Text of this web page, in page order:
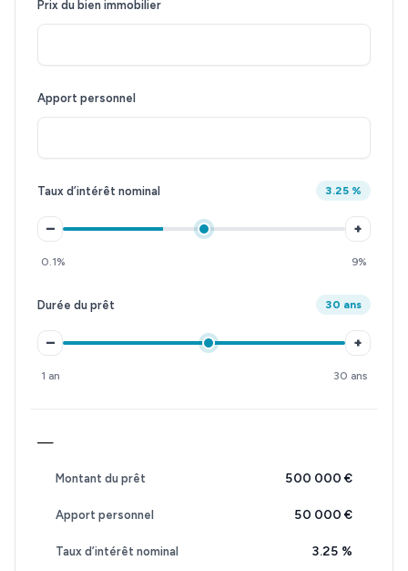
Prix du bien immobilier
Apport personnel
Taux d’intérêt nominal 3.25 %
– +
0.1% 9%
Durée du prêt 30 ans
– +
1 an 30 ans
—
Montant du prêt 500 000 €
Apport personnel 50 000 €
Taux d’intérêt nominal 3.25 %